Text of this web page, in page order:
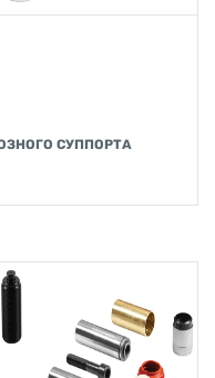
СУППОРТА